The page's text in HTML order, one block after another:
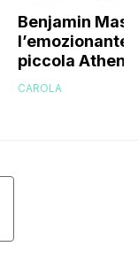
Benjamin
l’emozionante
piccola
una figlia,
CAROLA